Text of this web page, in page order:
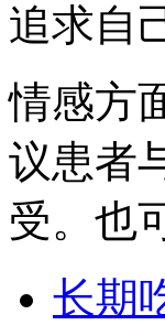
追求自
情感方
议患者
受。也
长期